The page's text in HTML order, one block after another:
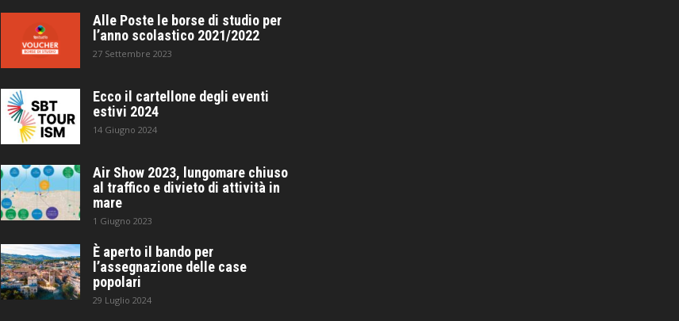
Alle Poste le borse di studio per
l’anno scolastico 2021/2022
27 Settembre 2023
Ecco il cartellone degli eventi
estivi 2024
14 Giugno 2024
Air Show 2023, lungomare chiuso
al traffico e divieto di attività in
mare
1 Giugno 2023
È aperto il bando per
l’assegnazione delle case
popolari
29 Luglio 2024